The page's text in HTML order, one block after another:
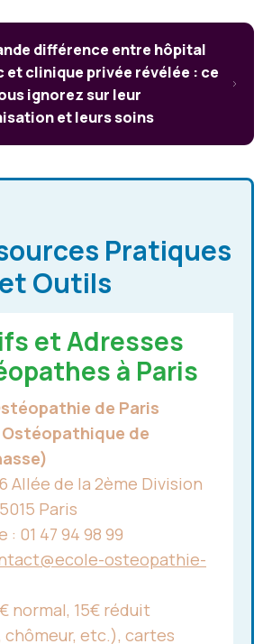
différence entre hôpital
et clinique privée révélée : ce
ignorez sur leur
et leurs soins
Pratiques
et Outils
et Adresses
à Paris
de Paris
de
Allée de la 2ème Division
Paris
: 01 47 94 98 99
osteopathie-
normal, 15€ réduit
etc.), cartes